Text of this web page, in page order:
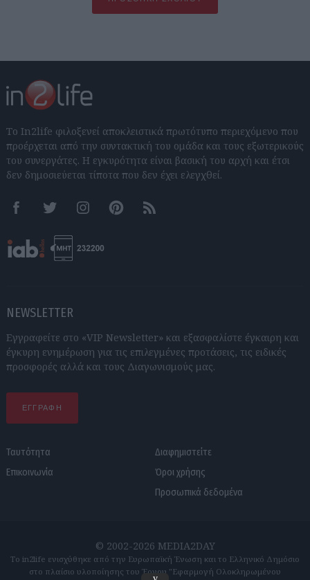
Το In2life φιλοξενεί αποκλειστικά πρωτότυπο περιεχόμενο που
προέρχεται από την συντακτική του ομάδα και τους εξωτερικούς
του συνεργάτες. Η εγκυρότητα είναι βασική του αρχή και έτσι
δεν δημοσιεύεται τίποτα που δεν έχει ελεγχθεί.
FacebookTwitter InstagramPinterestRSS feeds
NEWSLETTER
Εγγραφείτε στο «VIP Newsletter» και εξασφαλίστε έγκαιρη και
έγκυρη ενημέρωση για τις επιλεγμένες προτάσεις, τις ειδικές
προσφορές αλλά και τους Διαγωνισμούς μας.
ΕΓΓΡΑΦΗ
Ταυτότητα
Επικοινωνία
Διαφημιστείτε
Όροι χρήσης
Προσωπικά δεδομένα
© 2002-2026 MEDIA2DAY
Το in2life ενισχύθηκε από την Ευρωπαϊκή Ένωση και το Ελληνικό Δημόσιο
στο πλαίσιο υλοποίησης του Έργου "Εφαρμογή Ολοκληρωμένου